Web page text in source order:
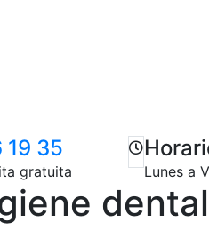
19 35
gratuita Lunes a